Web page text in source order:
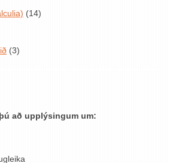
(14)
(3)
að upplýsingum um: